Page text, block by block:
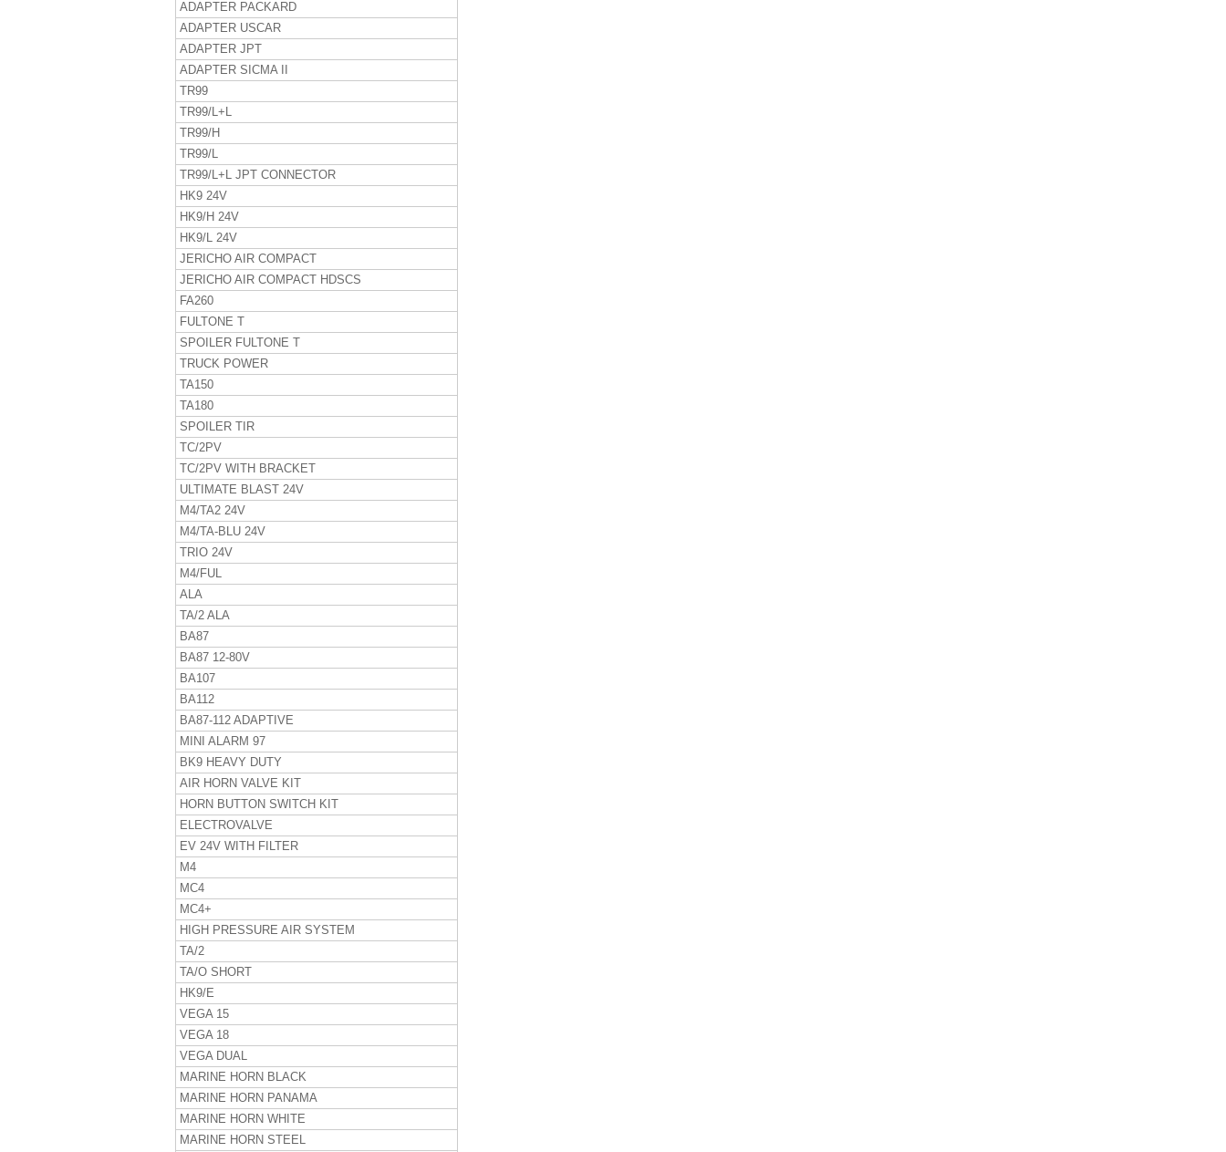
ADAPTER PACKARD
ADAPTER USCAR
ADAPTER JPT
ADAPTER SICMA II
TR99
TR99/L+L
TR99/H
TR99/L
TR99/L+L JPT CONNECTOR
HK9 24V
HK9/H 24V
HK9/L 24V
JERICHO AIR COMPACT
JERICHO AIR COMPACT HDSCS
FA260
FULTONE T
SPOILER FULTONE T
TRUCK POWER
TA150
TA180
SPOILER TIR
TC/2PV
TC/2PV WITH BRACKET
ULTIMATE BLAST 24V
M4/TA2 24V
M4/TA-BLU 24V
TRIO 24V
M4/FUL
ALA
TA/2 ALA
BA87
BA87 12-80V
BA107
BA112
BA87-112 ADAPTIVE
MINI ALARM 97
BK9 HEAVY DUTY
AIR HORN VALVE KIT
HORN BUTTON SWITCH KIT
ELECTROVALVE
EV 24V WITH FILTER
M4
MC4
MC4+
HIGH PRESSURE AIR SYSTEM
TA/2
TA/O SHORT
HK9/E
VEGA 15
VEGA 18
VEGA DUAL
MARINE HORN BLACK
MARINE HORN PANAMA
MARINE HORN WHITE
MARINE HORN STEEL